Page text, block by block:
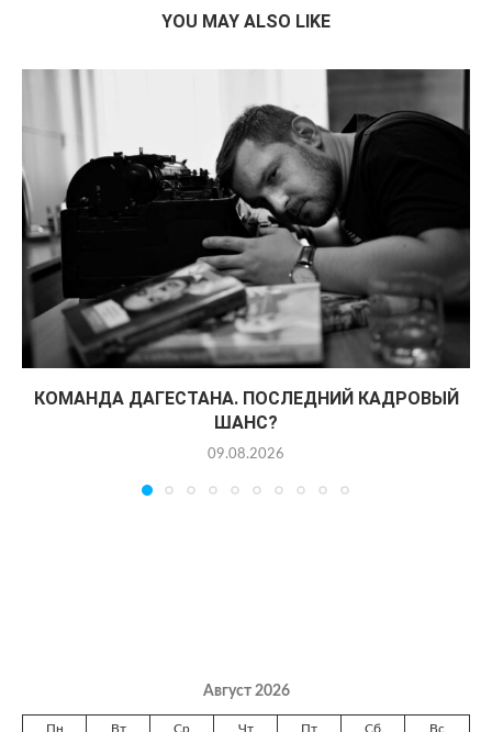
YOU MAY ALSO LIKE
КОМАНДА ДАГЕСТАНА. ПОСЛЕДНИЙ КАДРОВЫЙ
ШАНС?
09.08.2026
Август 2026
Пн Вт Ср Чт Пт Сб Вс